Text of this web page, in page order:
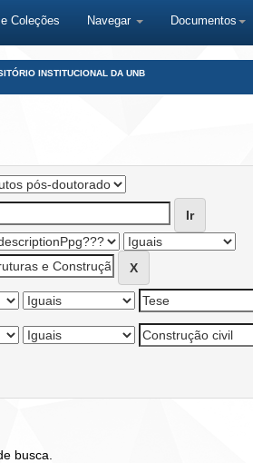
Coleções Navegar Documentos
INSTITUCIONAL DA UNB
busca.